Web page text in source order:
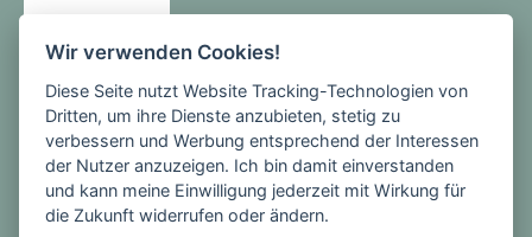
15./16.
sowohl
Schüler als
auch Eltern
und
Lehrer.
Wir verwenden Cookies!
Diese Seite nutzt Website Tracking-Technologien von
Dritten, um ihre Dienste anzubieten, stetig zu
verbessern und Werbung entsprechend der Interessen
der Nutzer anzuzeigen. Ich bin damit einverstanden
und kann meine Einwilligung jederzeit mit Wirkung für
die Zukunft widerrufen oder ändern.